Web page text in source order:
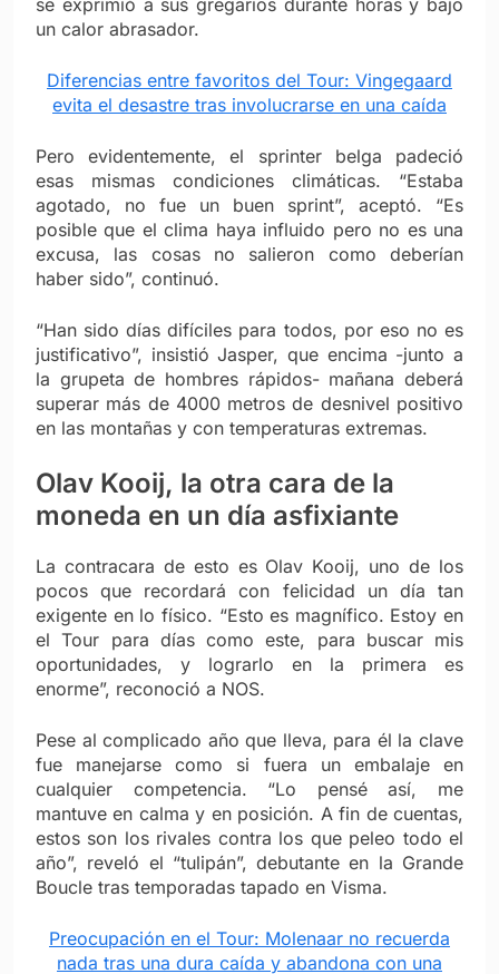
se exprimió a sus gregarios durante horas y bajo
un calor abrasador.
Diferencias entre favoritos del Tour: Vingegaard
evita el desastre tras involucrarse en una caída
Pero evidentemente, el sprinter belga padeció
esas mismas condiciones climáticas. “Estaba
agotado, no fue un buen sprint”, aceptó. “Es
posible que el clima haya influido pero no es una
excusa, las cosas no salieron como deberían
haber sido”, continuó.
“Han sido días difíciles para todos, por eso no es
justificativo”, insistió Jasper, que encima -junto a
la grupeta de hombres rápidos- mañana deberá
superar más de 4000 metros de desnivel positivo
en las montañas y con temperaturas extremas.
Olav Kooij, la otra cara de la
moneda en un día asfixiante
La contracara de esto es Olav Kooij, uno de los
pocos que recordará con felicidad un día tan
exigente en lo físico. “Esto es magnífico. Estoy en
el Tour para días como este, para buscar mis
oportunidades, y lograrlo en la primera es
enorme”, reconoció a NOS.
Pese al complicado año que lleva, para él la clave
fue manejarse como si fuera un embalaje en
cualquier competencia. “Lo pensé así, me
mantuve en calma y en posición. A fin de cuentas,
estos son los rivales contra los que peleo todo el
año”, reveló el “tulipán”, debutante en la Grande
Boucle tras temporadas tapado en Visma.
Preocupación en el Tour: Molenaar no recuerda
nada tras una dura caída y abandona con una